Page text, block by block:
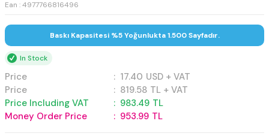
Ean : 4977766816496
Baskı Kapasitesi %5 Yoğunlukta 1.500 Sayfadır.
In Stock
Price : 17.40 USD + VAT
Price
: 819.58 TL + VAT
Price Including VAT
: 983.49 TL
Money Order Price
: 953.99 TL